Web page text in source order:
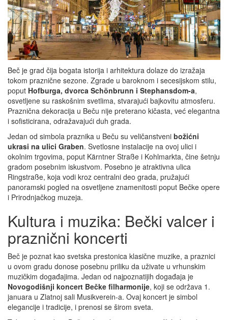
Beč je grad čija bogata istorija i arhitektura dolaze do izražaja
tokom praznične sezone. Zgrade u baroknom i secesijskom stilu,
poput Hofburga, dvorca Schönbrunn i Stephansdom-a,
osvetljene su raskošnim svetlima, stvarajući bajkovitu atmosferu.
Praznična dekoracija u Beču nije preterano kičasta, već elegantna
i sofisticirana, odražavajući duh grada.
Jedan od simbola praznika u Beču su veličanstveni božićni
ukrasi na ulici Graben. Svetlosne instalacije na ovoj ulici i
okolnim trgovima, poput Kärntner Straße i Kohlmarkta, čine šetnju
gradom posebnim iskustvom. Posebno je atraktivna ulica
Ringstraße, koja vodi kroz centralni deo grada, pružajući
panoramski pogled na osvetljene znamenitosti poput Bečke opere
i Prirodnjačkog muzeja.
Kultura i muzika: Bečki valcer i
praznični koncerti
Beč je poznat kao svetska prestonica klasične muzike, a praznici
u ovom gradu donose posebnu priliku da uživate u vrhunskim
muzičkim događajima. Jedan od najpoznatijih događaja je
Novogodišnji koncert Bečke filharmonije, koji se održava 1.
januara u Zlatnoj sali Musikverein-a. Ovaj koncert je simbol
elegancije i tradicije, i prenosi se širom sveta.